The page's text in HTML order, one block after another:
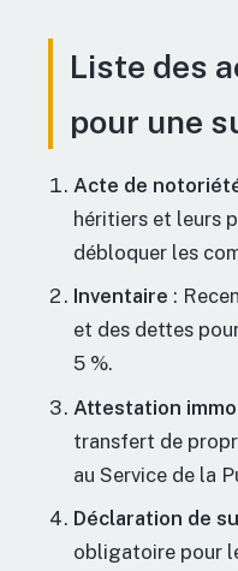
Liste des
pour une
Acte de
héritiers et leurs
débloquer les
Inventaire :
et des dettes
5 %.
Attestation
transfert de
au Service de la
Déclaration de
obligatoire pour